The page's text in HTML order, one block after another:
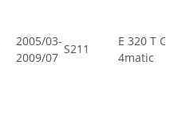
2005/03-
2009/07
S211
E 320 T CDI
4matic